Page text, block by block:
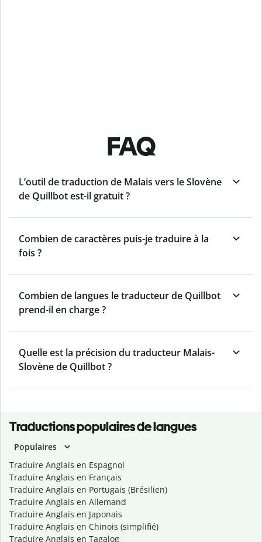
FAQ
L’outil de traduction de Malais vers le Slovène
de Quillbot est-il gratuit ?
Combien de caractères puis-je traduire à la
fois ?
Combien de langues le traducteur de Quillbot
prend-il en charge ?
Quelle est la précision du traducteur Malais-
Slovène de Quillbot ?
Traductions populaires de langues
Populaires
Traduire Anglais en Espagnol
Traduire Anglais en Français
Traduire Anglais en Portugais (Brésilien)
Traduire Anglais en Allemand
Traduire Anglais en Japonais
Traduire Anglais en Chinois (simplifié)
Traduire Anglais en Tagalog